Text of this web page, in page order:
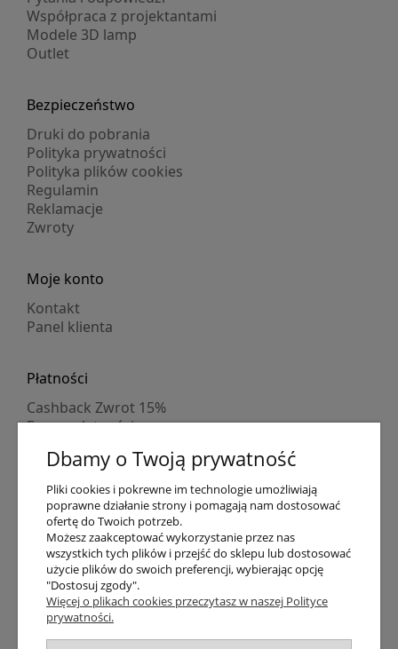
Współpraca z projektantami
Modele 3D lamp
Outlet
Bezpieczeństwo
Druki do pobrania
Polityka prywatności
Polityka plików cookies
Regulamin
Reklamacje
Zwroty
Moje konto
Kontakt
Panel klienta
Płatności
Cashback Zwrot 15%
Formy płatności
Numer konta
PayPo kupujesz, nie płacisz
Progi rabatowe
Promocje
Dostawa
Czas wysyłki
Dostawa
Śledzenie przesyłki GLS
Dbamy o Twoją prywatność
Pliki cookies i pokrewne im technologie umożliwiają
poprawne działanie strony i pomagają nam dostosować
ofertę do Twoich potrzeb.
Możesz zaakceptować wykorzystanie przez nas
wszystkich tych plików i przejść do sklepu lub dostosować
użycie plików do swoich preferencji, wybierając opcję
"Dostosuj zgody".
Więcej o plikach cookies przeczytasz w naszej Polityce
prywatności.